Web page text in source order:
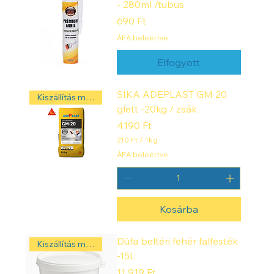
- 280ml /tubus
Ár
690 Ft
ÁFA beleértve
Elfogyott
Kiszállítás másnap! ‼️
SIKA ADEPLAST GM 20
glett -20kg / zsák
Ár
4190 Ft
210 Ft / 1kg
2
1
0
F
t
i
l
o
g
ÁFA beleértve
Kosárba
Kiszállítás másnap! ‼️
Düfa beltéri fehér falfesték
-15L